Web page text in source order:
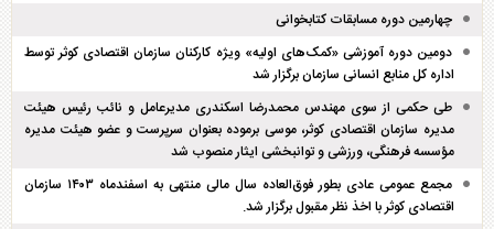
چهارمین دوره مسابقات کتابخوانی
دومین دوره آموزشی «کمک‌های اولیه» ویژه کارکنان سازمان اقتصادی کوثر توسط
اداره کل منابع انسانی سازمان برگزار شد
طی حکمی از سوی مهندس محمدرضا اسکندری مدیرعامل و نائب رئیس هیئت
مدیره سازمان اقتصادی کوثر، موسی برموده بعنوان سرپرست و عضو هیئت مدیره
مؤسسه فرهنگی، ورزشی و توانبخشی ایثار منصوب شد
مجمع عمومی عادی بطور فوق‌العاده سال مالی منتهی به اسفند‌ماه ۱۴۰۳ سازمان
اقتصادی کوثر با اخذ نظر مقبول برگزار شد.